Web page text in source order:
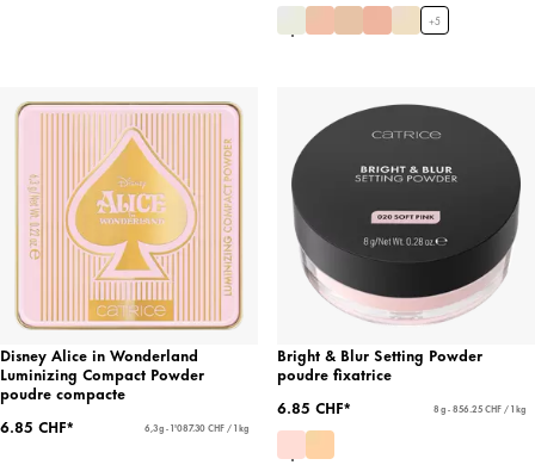
+5
Disney Alice in Wonderland
Luminizing Compact Powder
poudre compacte
6.85 CHF*
6,3 g - 1'087.30 CHF / 1 kg
Bright & Blur Setting Powder
poudre fixatrice
6.85 CHF*
8 g - 856.25 CHF / 1 kg